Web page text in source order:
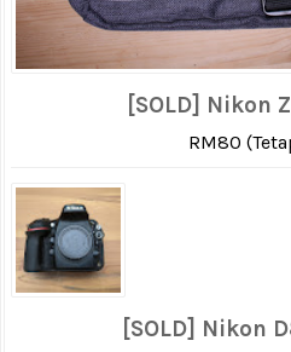
[SOLD] Nikon
RM80
[SOLD] Nikon